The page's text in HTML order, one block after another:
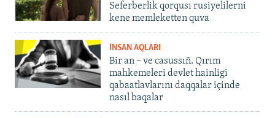
Seferberlik qorqusı rusiyelilerni
kene memleketten quva
İNSAN AQLARI
Bir an – ve casussıñ. Qırım
mahkemeleri devlet hainligi
qabaatlavlarını daqqalar içinde
nasıl baqalar